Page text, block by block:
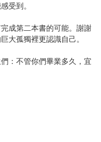
受到。
成第二本書的可能。謝謝
大孤獨裡更認識自己。
：不管你們畢業多久，宜